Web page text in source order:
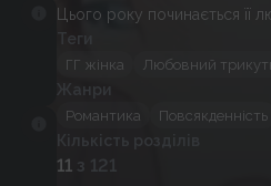
Цього року починається
Теги
ГГ жінка Любовний
Жанри
Романтика Повсякденність
Кількість розділів
11 з 121